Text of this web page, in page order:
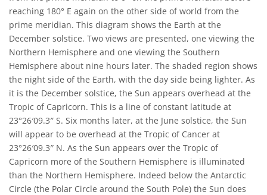
reaching 180° E again on the other side of world from the
prime meridian. This diagram shows the Earth at the
December solstice. Two views are presented, one viewing the
Northern Hemisphere and one viewing the Southern
Hemisphere about nine hours later. The shaded region shows
the night side of the Earth, with the day side being lighter. As
it is the December solstice, the Sun appears overhead at the
Tropic of Capricorn. This is a line of constant latitude at
23°26′09.3″ S. Six months later, at the June solstice, the Sun
will appear to be overhead at the Tropic of Cancer at
23°26′09.3″ N. As the Sun appears over the Tropic of
Capricorn more of the Southern Hemisphere is illuminated
than the Northern Hemisphere. Indeed below the Antarctic
Circle (the Polar Circle around the South Pole) the Sun does